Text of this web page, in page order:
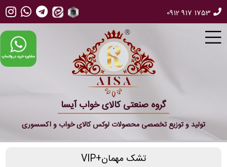
0912 917 1753
گروه صنعتی کالای خواب آیسا
تولید و توزیع تخصصی محصولات لوکس کالای خواب و اکسسوری
تشک مهمان+VIP